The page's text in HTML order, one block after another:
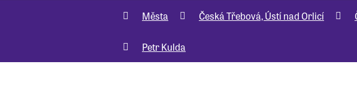
Města Česká Třebová, Ústí nad Orlicí
Petr Kulda